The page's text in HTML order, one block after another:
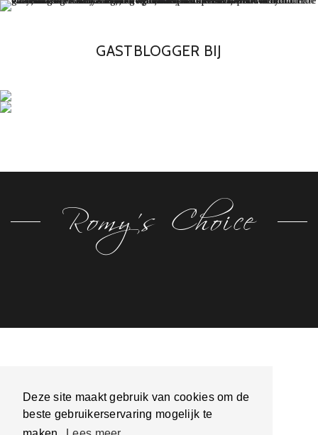
Deze site maakt gebruik van cookies om de
beste gebruikerservaring mogelijk te
GASTBLOGGER BIJ
Romy's Choice